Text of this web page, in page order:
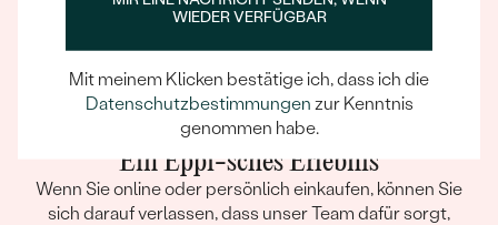
Ein Eppi-sches Erlebnis
Wenn Sie online oder persönlich einkaufen, können Sie
sich darauf verlassen, dass unser Team dafür sorgt,
WIEDER VERFÜGBAR
Mit meinem Klicken bestätige ich, dass ich die
Datenschutzbestimmungen zur Kenntnis
genommen habe.